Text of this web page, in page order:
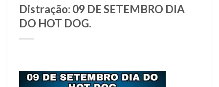
Distração: 09 DE SETEMBRO DIA
DO HOT DOG.